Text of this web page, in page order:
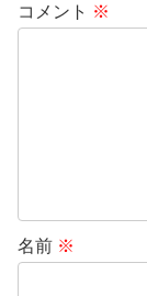
コメント ※
名前 ※